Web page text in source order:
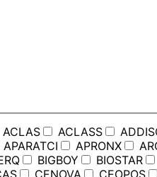
ACLAS ACLASS
APARATCI APRONX
BIGBOY BIOSTAR